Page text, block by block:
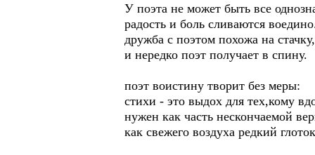
У поэта не может быть все
радость и боль сливаются
дружба с поэтом похожа на стачку,
и нередко поэт получает в спину.
поэт воистину творит без меры:
стихи - это выдох для тех,кому
нужен как часть нескончаемой
как свежего воздуха редкий